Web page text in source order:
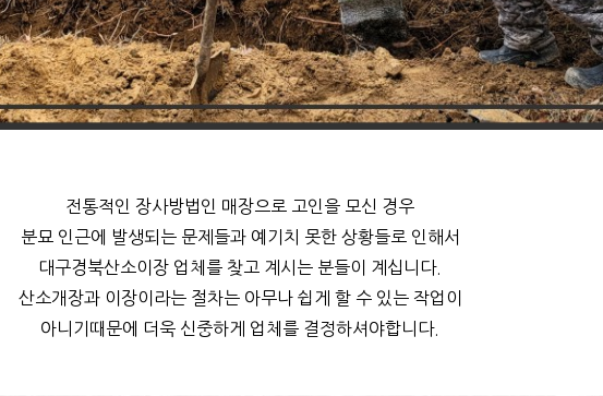
전통적인 장사방법인 매장으로 고인을 모신 경우
분묘 인근에 발생되는 문제들과 예기치 못한 상황들로 인해서
대구경북산소이장 업체를 찾고 계시는 분들이 계십니다.
산소개장과 이장이라는 절차는 아무나 쉽게 할 수 있는 작업이
아니기때문에 더욱 신중하게 업체를 결정하셔야합니다.